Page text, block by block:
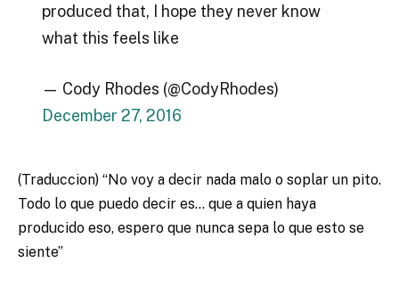
produced that, I hope they never know
what this feels like
— Cody Rhodes (@CodyRhodes)
December 27, 2016
(Traduccion) “No voy a decir nada malo o soplar un pito.
Todo lo que puedo decir es… que a quien haya
producido eso, espero que nunca sepa lo que esto se
siente”